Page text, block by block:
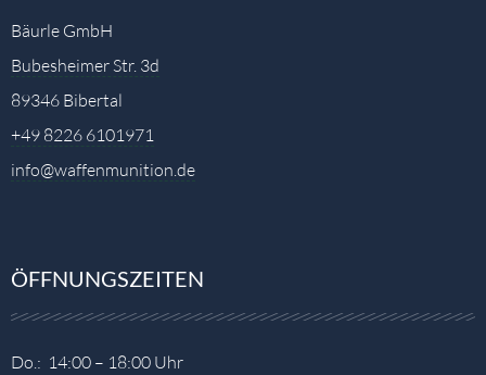
Bäurle GmbH
Bubesheimer Str. 3d
89346 Bibertal
+49 8226 6101971
info@waffenmunition.de
ÖFFNUNGSZEITEN
Do.: 14:00 – 18:00 Uhr